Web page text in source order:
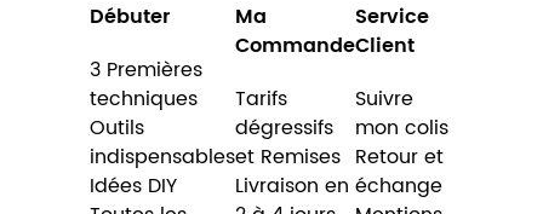
Débuter
3 Premières
techniques
Outils
indispensables
Idées DIY
Ma
Commande
Tarifs
dégressifs
et Remises
Livraison en
Service
Client
Suivre
mon colis
Retour et
échange